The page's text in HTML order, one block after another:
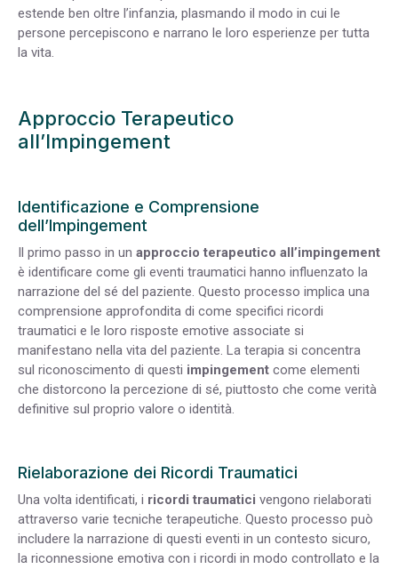
estende ben oltre l’infanzia, plasmando il modo in cui le
persone percepiscono e narrano le loro esperienze per tutta
la vita.
Approccio Terapeutico
all’Impingement
Identificazione e Comprensione
dell’Impingement
Il primo passo in un approccio terapeutico all’impingement
è identificare come gli eventi traumatici hanno influenzato la
narrazione del sé del paziente. Questo processo implica una
comprensione approfondita di come specifici ricordi
traumatici e le loro risposte emotive associate si
manifestano nella vita del paziente. La terapia si concentra
sul riconoscimento di questi impingement come elementi
che distorcono la percezione di sé, piuttosto che come verità
definitive sul proprio valore o identità.
Rielaborazione dei Ricordi Traumatici
Una volta identificati, i ricordi traumatici vengono rielaborati
attraverso varie tecniche terapeutiche. Questo processo può
includere la narrazione di questi eventi in un contesto sicuro,
la riconnessione emotiva con i ricordi in modo controllato e la